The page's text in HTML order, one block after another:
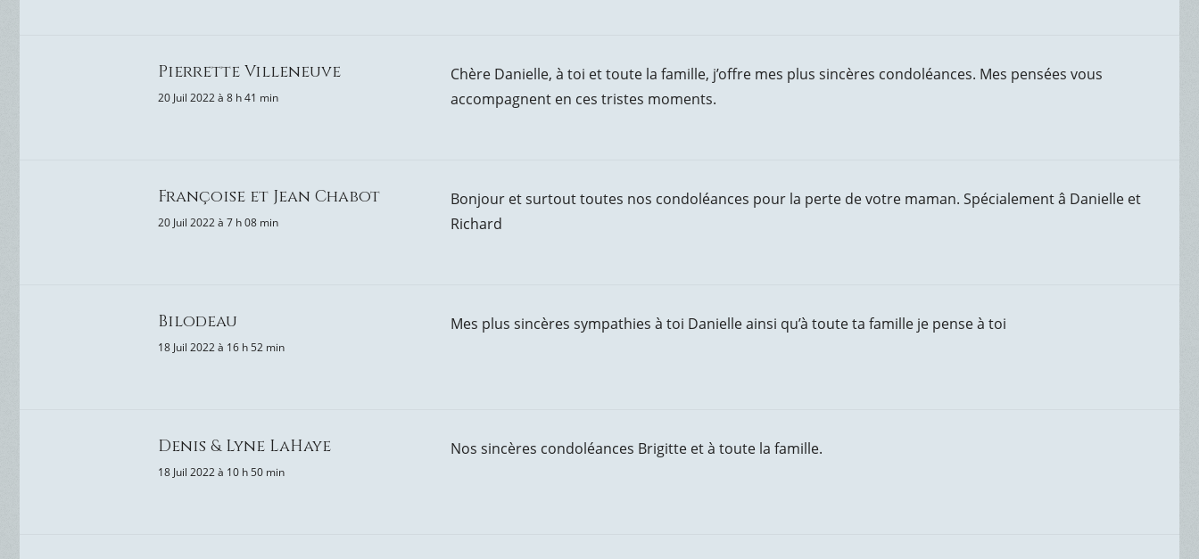
Pierrette Villeneuve
20 Juil 2022 à 8 h 41 min
Chère Danielle, à toi et toute la famille, j’offre mes plus sincères condoléances. Mes pensées vous
accompagnent en ces tristes moments.
Françoise et Jean Chabot
20 Juil 2022 à 7 h 08 min
Bonjour et surtout toutes nos condoléances pour la perte de votre maman. Spécialement â Danielle et
Richard
Bilodeau
18 Juil 2022 à 16 h 52 min
Mes plus sincères sympathies à toi Danielle ainsi qu’à toute ta famille je pense à toi
Denis & Lyne LaHaye
18 Juil 2022 à 10 h 50 min
Nos sincères condoléances Brigitte et à toute la famille.